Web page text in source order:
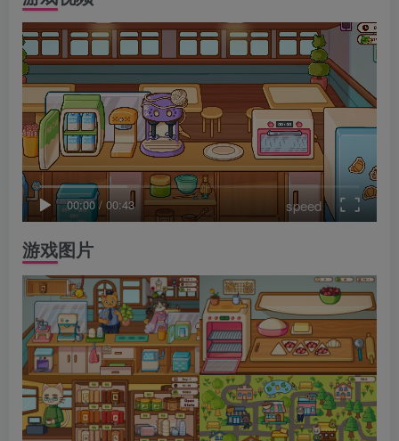
00:00/ 00:43 speed
游戏图片